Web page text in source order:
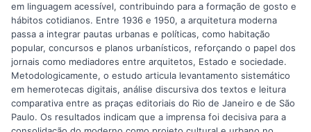
em linguagem acessível, contribuindo para a formação de gosto e
hábitos cotidianos. Entre 1936 e 1950, a arquitetura moderna
passa a integrar pautas urbanas e políticas, como habitação
popular, concursos e planos urbanísticos, reforçando o papel dos
jornais como mediadores entre arquitetos, Estado e sociedade.
Metodologicamente, o estudo articula levantamento sistemático
em hemerotecas digitais, análise discursiva dos textos e leitura
comparativa entre as praças editoriais do Rio de Janeiro e de São
Paulo. Os resultados indicam que a imprensa foi decisiva para a